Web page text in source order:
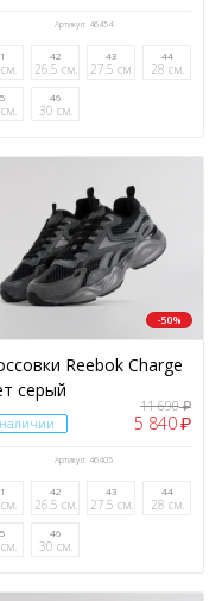
Артикул: 46454
42
26.5 см.
43
27.5 см.
44
28 см.
46
30 см.
-50%
Reebok Charge
серый
11 690₽
5 840₽
Артикул: 46405
42
26.5 см.
43
27.5 см.
44
28 см.
46
30 см.